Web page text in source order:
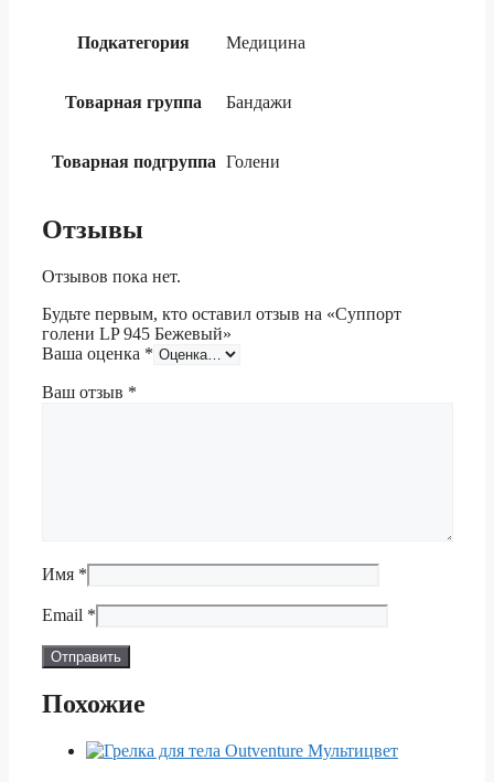
Подкатегория Медицина
Товарная группа Бандажи
Товарная подгруппа Голени
Отзывы
Отзывов пока нет.
Будьте первым, кто оставил отзыв на «Суппорт
голени LP 945 Бежевый»
Ваша оценка *
Ваш отзыв *
Имя *
Email *
Похожие